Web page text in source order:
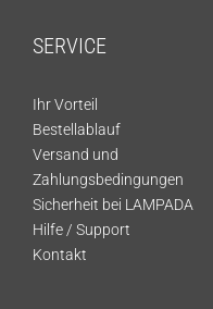
SERVICE
Ihr Vorteil
Bestellablauf
Versand und
Zahlungsbedingungen
Sicherheit bei LAMPADA
Hilfe / Support
Kontakt